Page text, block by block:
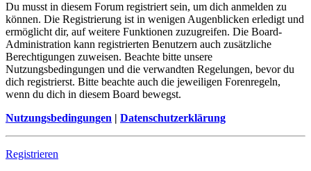
Du musst in diesem Forum registriert sein, um dich anmelden zu
können. Die Registrierung ist in wenigen Augenblicken erledigt und
ermöglicht dir, auf weitere Funktionen zuzugreifen. Die Board-
Administration kann registrierten Benutzern auch zusätzliche
Berechtigungen zuweisen. Beachte bitte unsere
Nutzungsbedingungen und die verwandten Regelungen, bevor du
dich registrierst. Bitte beachte auch die jeweiligen Forenregeln,
wenn du dich in diesem Board bewegst.
Nutzungsbedingungen | Datenschutzerklärung
Registrieren